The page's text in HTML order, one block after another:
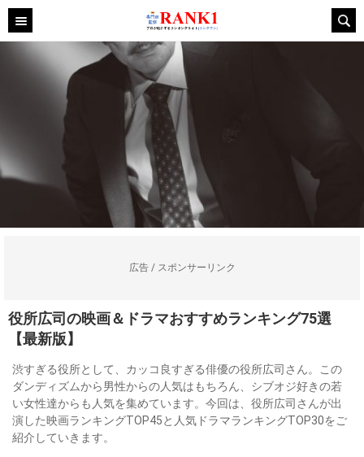
広告 / スポンサーリンク
役所広司の映画＆ドラマおすすめランキング75選
【最新版】
渋すぎる役所として、カッコ良すぎる俳優の役所広司さん。この
ダンディズムから男性からの人気はもちろん、シブオジ好きの若
い女性達からも人気を集めています。今回は、役所広司さんが出
演した映画ランキングTOP45と人気ドラマランキングTOP30をご
紹介していきます。